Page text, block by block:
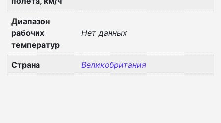
Диапазон
рабочих
температур
Нет данных
Страна Великобритания